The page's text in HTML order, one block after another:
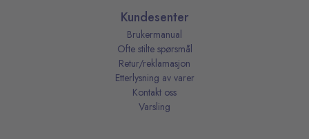
Kundesenter
Brukermanual
Ofte stilte spørsmål
Retur/reklamasjon
Etterlysning av varer
Kontakt oss
Varsling